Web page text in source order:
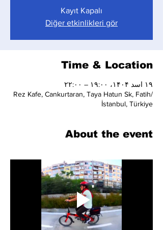
Kayıt Kapalı
Diğer etkinlikleri gör
Time & Location
۱۹ اسد ۱۴۰۴، ۱۹:۰۰ – ۲۲:۰۰
Rez Kafe, Cankurtaran, Taya Hatun Sk, Fatih/
İstanbul, Türkiye
About the event